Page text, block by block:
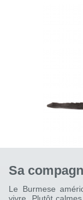
Sa
Le Burmese